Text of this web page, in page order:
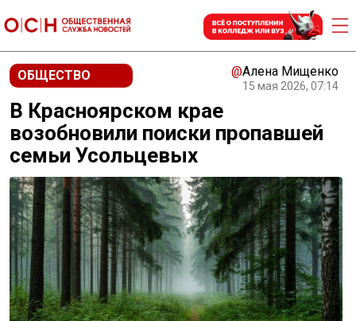
ОБЩЕСТВО @Алена Мищенко
15 мая 2026, 07:14
В Красноярском крае
возобновили поиски пропавшей
семьи Усольцевых